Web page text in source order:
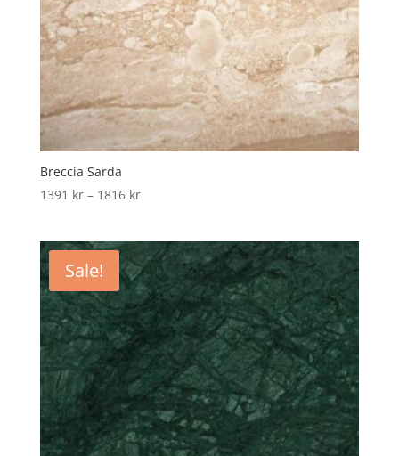
Breccia Sarda
1391 kr – 1816 krPrice
through
1816 kr
Sale!